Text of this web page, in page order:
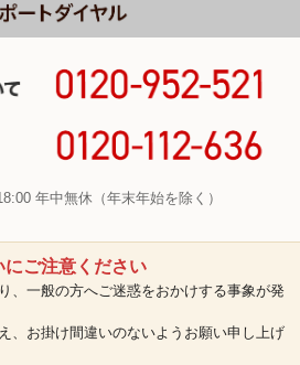
年中無休（年末年始を除く）
ご注意ください
、一般の方へご迷惑をおかけする事象が発
、お掛け間違いのないようお願い申し上げ